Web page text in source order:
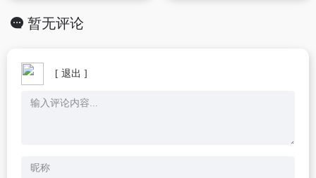
暂无评论
[ 退出 ]